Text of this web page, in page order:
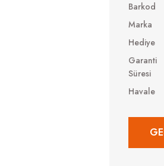
Barkod
Marka
Hediye
Garanti
Süresi
Havale